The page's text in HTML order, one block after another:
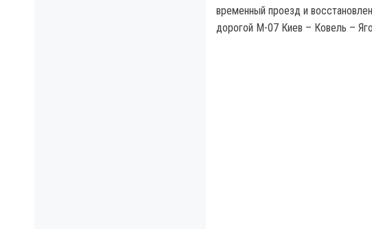
временный проезд и
дорогой М-07 Киев – Ковель –